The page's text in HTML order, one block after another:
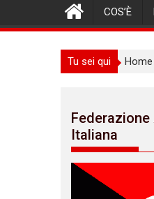
COS’È
Tu sei qui Home
Italiana